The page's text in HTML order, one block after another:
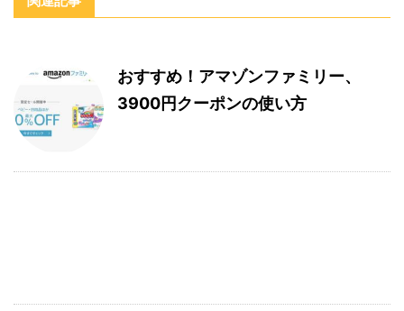
おすすめ！アマゾンファミリー、
3900円クーポンの使い方